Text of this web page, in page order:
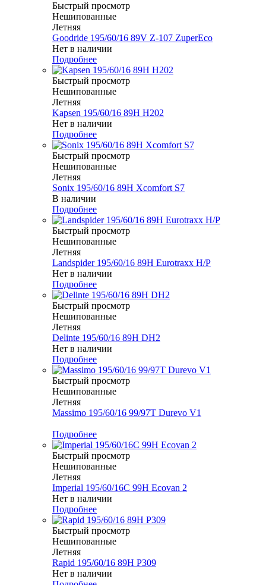
Быстрый просмотр
Нешипованные
Летняя
Goodride 195/60/16 89V Z-107 ZuperEco
Нет в наличии
Подробнее
Быстрый просмотр
Нешипованные
Летняя
Kapsen 195/60/16 89H H202
Нет в наличии
Подробнее
Быстрый просмотр
Нешипованные
Летняя
Sonix 195/60/16 89H Xcomfort S7
В наличии
Подробнее
Быстрый просмотр
Нешипованные
Летняя
Landspider 195/60/16 89H Eurotraxx H/P
Нет в наличии
Подробнее
Быстрый просмотр
Нешипованные
Летняя
Delinte 195/60/16 89H DH2
Нет в наличии
Подробнее
Быстрый просмотр
Нешипованные
Летняя
Massimo 195/60/16 99/97T Durevo V1
Подробнее
Быстрый просмотр
Нешипованные
Летняя
Imperial 195/60/16C 99H Ecovan 2
Нет в наличии
Подробнее
Быстрый просмотр
Нешипованные
Летняя
Rapid 195/60/16 89H P309
Нет в наличии